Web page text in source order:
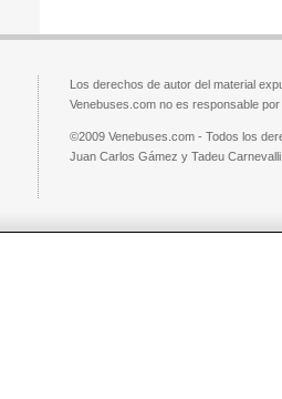
Los derechos de autor del material
Venebuses.com no es responsable
©2009 Venebuses.com - Todos los
Juan Carlos Gámez y Tadeu Carnevalli